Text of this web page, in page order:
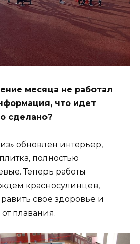
месяца не работал
что идет
сделано?
обновлен интерьер,
полностью
Теперь работы
красносулинцев,
свое здоровье и
плавания.